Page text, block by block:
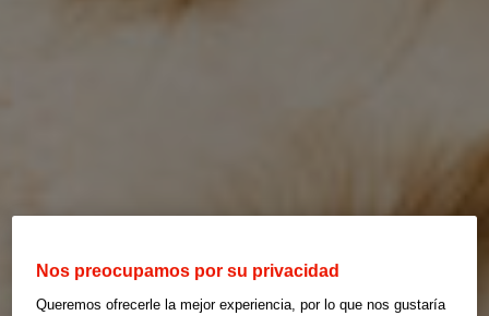
Nos preocupamos por su privacidad
Queremos ofrecerle la mejor experiencia, por lo que nos gustaría